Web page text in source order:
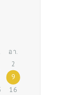
อา.
2
9
16